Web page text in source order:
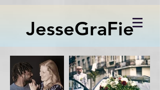
JesseGraFie